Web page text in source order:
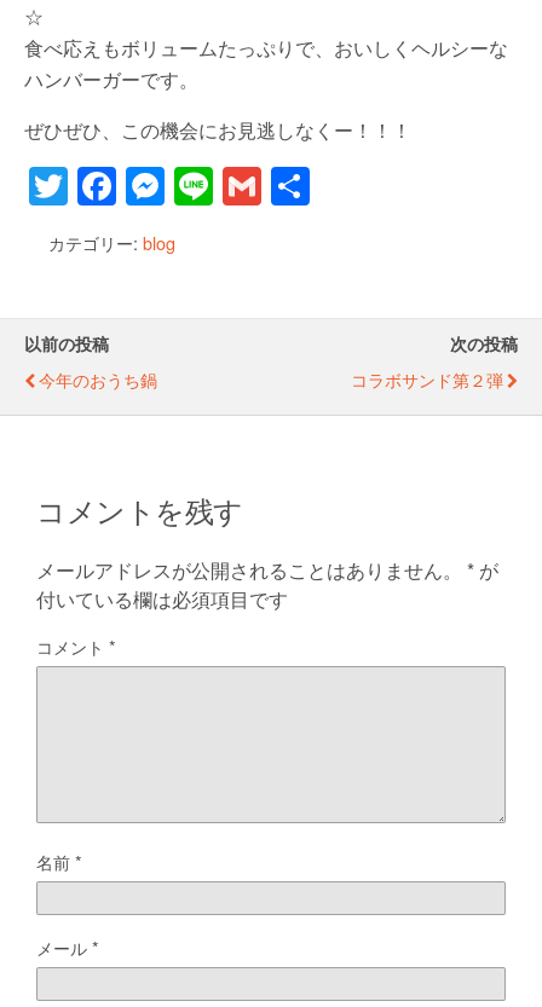
☆
食べ応えもボリュームたっぷりで、おいしくヘルシーな
ハンバーガーです。
ぜひぜひ、この機会にお見逃しなくー！！！
T
wi
tt
F
a
c
o
o
M
e
ss
er
Li
n
G
m
カテゴリー: blog
以前の投稿
今年のおうち鍋
次の投稿
コラボサンド第２弾
コメントを残す
メールアドレスが公開されることはありません。 * が
付いている欄は必須項目です
コメント *
名前*
メール*